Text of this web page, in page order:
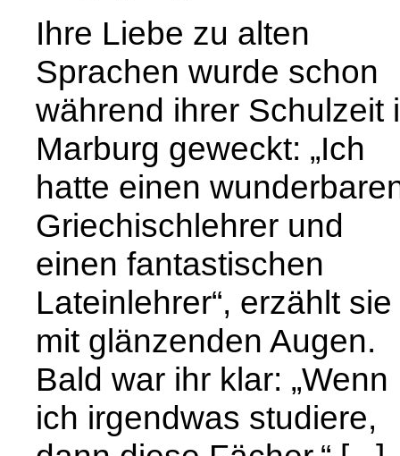
Ihre Liebe zu alten
Sprachen wurde schon
während ihrer Schulzeit
Marburg geweckt: „Ich
hatte einen
Griechischlehrer und
einen fantastischen
Lateinlehrer“, erzählt sie
mit glänzenden Augen.
Bald war ihr klar: „Wenn
ich irgendwas studiere,